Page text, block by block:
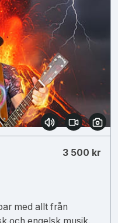
3 500 kr
med allt från